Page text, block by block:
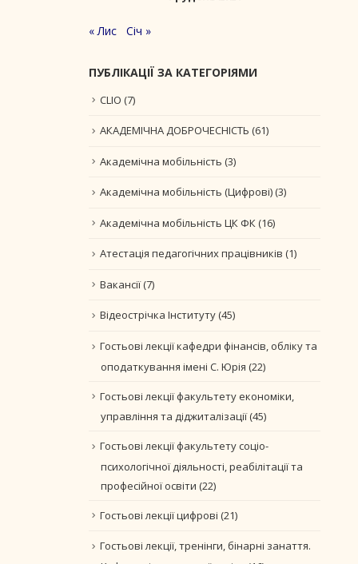
« Лис Січ »
ПУБЛІКАЦІЇ ЗА КАТЕГОРІЯМИ
CLIO (7)
АКАДЕМІЧНА ДОБРОЧЕСНІСТЬ (61)
Академічна мобільність (3)
Академічна мобільність (Цифрові)(3)
Академічна мобільність ЦК ФК(16)
Атестація педагогічних працівників (1)
Вакансії(7)
Відеострічка Інституту(45)
Гостьові лекції кафедри фінансів, обліку та
оподаткування імені С. Юрія (22)
Гостьові лекції факультету економіки,
управління та діджиталізації(45)
Гостьові лекції факультету соціо-
психологічної діяльності, реабілітації та
професійної освіти (22)
Гостьові лекції цифрові (21)
Гостьові лекції, тренінги, бінарні занаття.